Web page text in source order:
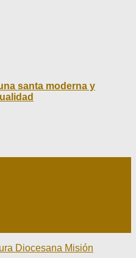
santa moderna y
Diocesana Misión